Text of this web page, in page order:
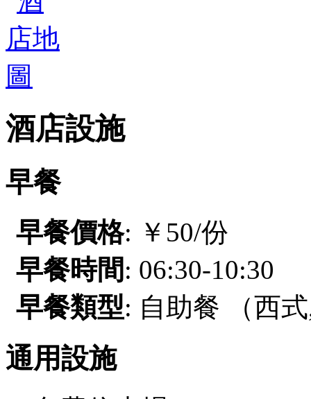
酒店設施
早餐
早餐價格: ￥50/份
早餐時間: 06:30-10:30
早餐類型: 自助餐 （西
通用設施